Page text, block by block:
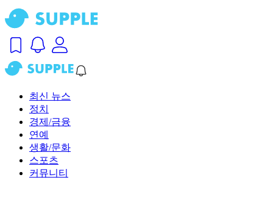
최신 뉴스
정치
경제/금융
연예
생활/문화
스포츠
커뮤니티